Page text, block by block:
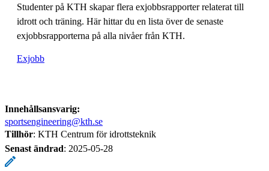
Studenter på KTH skapar flera exjobbsrapporter relaterat till
idrott och träning. Här hittar du en lista över de senaste
exjobbsrapporterna på alla nivåer från KTH.
Exjobb
Innehållsansvarig:
sportsengineering@kth.se
Tillhör: KTH Centrum för idrottsteknik
Senast ändrad: 2025-05-28